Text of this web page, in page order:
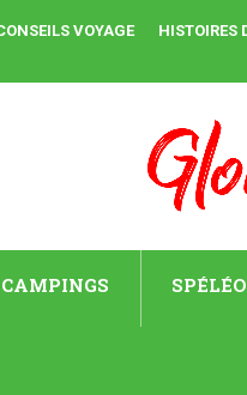
VOYAGE HISTOIRES
CAMPINGS